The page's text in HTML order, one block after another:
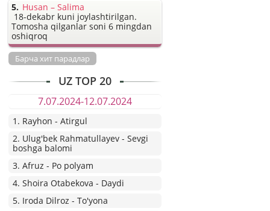
Husan – Salima
18-dekabr kuni joylashtirilgan.
Tomosha qilganlar soni 6 mingdan
oshiqroq
Барча хит парадлар
UZ TOP 20
7.07.2024-12.07.2024
1. Rayhon - Atirgul
2. Ulug'bek Rahmatullayev - Sevgi
boshga balomi
3. Afruz - Po polyam
4. Shoira Otabekova - Daydi
5. Iroda Dilroz - To'yona